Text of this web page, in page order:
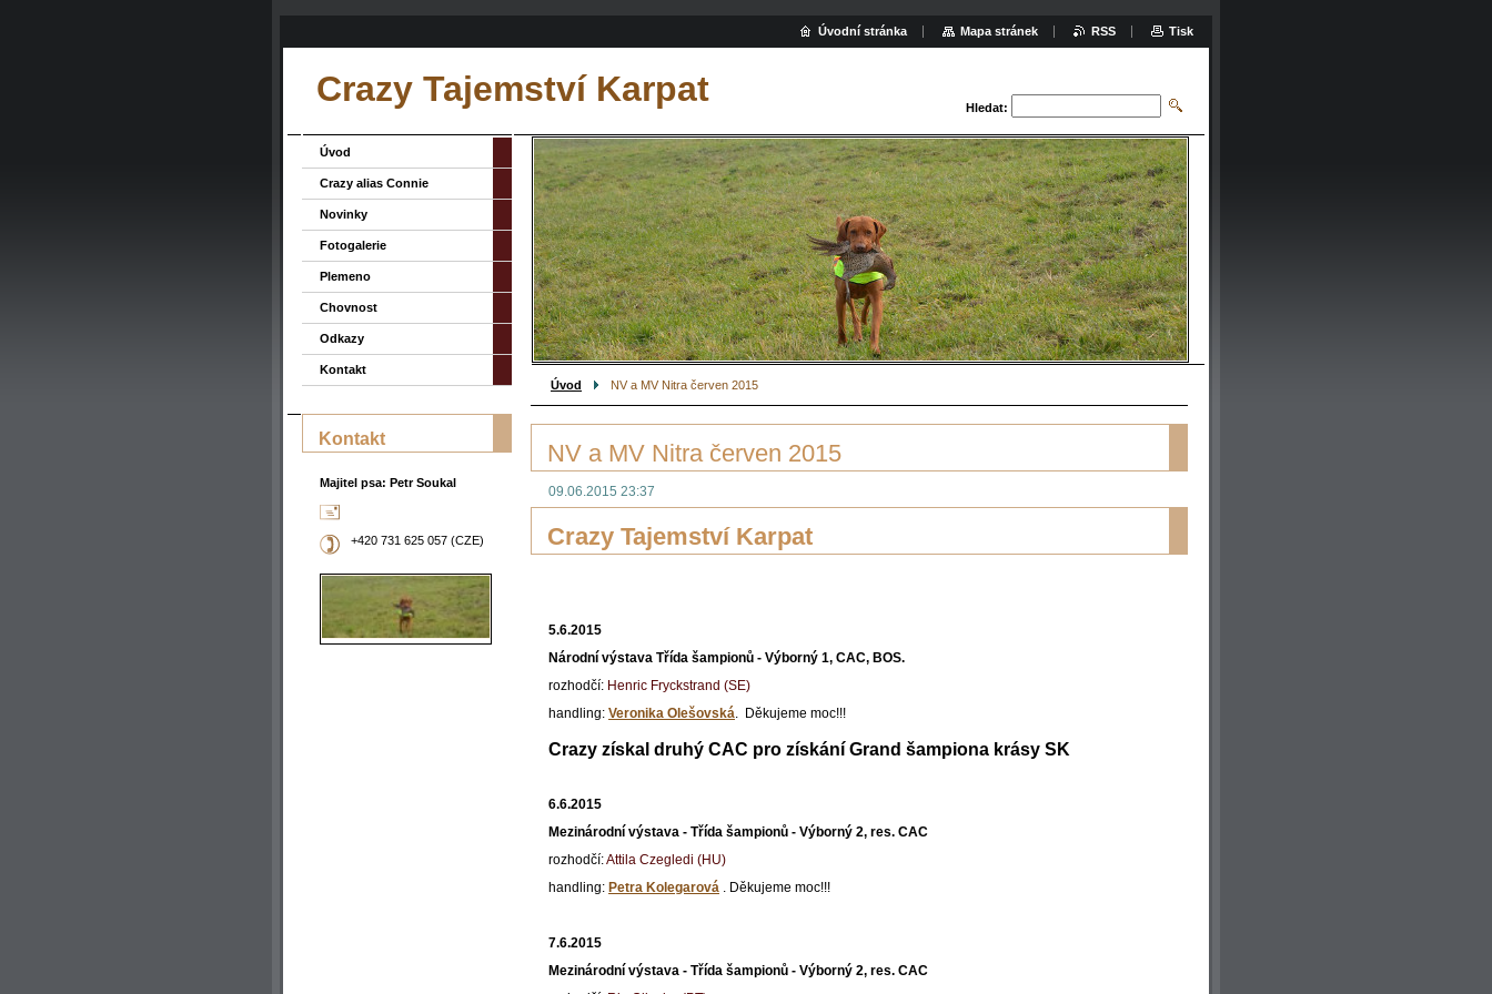
Crazy Tajemství Karpat Hledat:
Úvod NV a MV Nitra červen 2015
NV a MV Nitra červen 2015
09.06.2015 23:37
Crazy Tajemství Karpat
5.6.2015
Národní výstava Třída šampionů - Výborný 1, CAC, BOS.
rozhodčí: Henric Fryckstrand (SE)
handling: Veronika Olešovská. Děkujeme moc!!!
Crazy získal druhý CAC pro získání Grand šampiona krásy SK
6.6.2015
Mezinárodní výstava - Třída šampionů - Výborný 2, res. CAC
rozhodčí:Attila Czegledi (HU)
handling: Petra Kolegarová . Děkujeme moc!!!
7.6.2015
Mezinárodní výstava - Třída šampionů - Výborný 2, res. CAC
Úvod
Crazy alias Connie
Novinky
Fotogalerie
Plemeno
Chovnost
Odkazy
Kontakt
Kontakt
Majitel psa: Petr Soukal
+420 731 625 057 (CZE)
Úvodní stránka Mapa stránek RSS Tisk